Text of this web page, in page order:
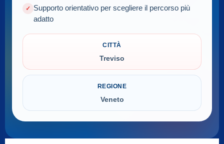
Supporto orientativo per scegliere il percorso più
adatto
CITTÀ
Treviso
REGIONE
Veneto